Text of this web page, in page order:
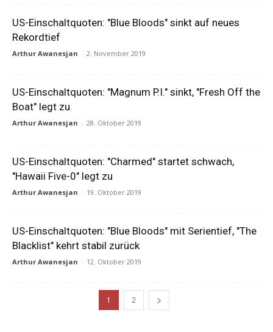
US-Einschaltquoten: "Blue Bloods" sinkt auf neues
Rekordtief
Arthur Awanesjan - 2. November 2019
US-Einschaltquoten: "Magnum P.I." sinkt, "Fresh Off the
Boat" legt zu
Arthur Awanesjan - 28. Oktober 2019
US-Einschaltquoten: "Charmed" startet schwach,
"Hawaii Five-0" legt zu
Arthur Awanesjan - 19. Oktober 2019
US-Einschaltquoten: "Blue Bloods" mit Serientief, "The
Blacklist" kehrt stabil zurück
Arthur Awanesjan - 12. Oktober 2019
1 2